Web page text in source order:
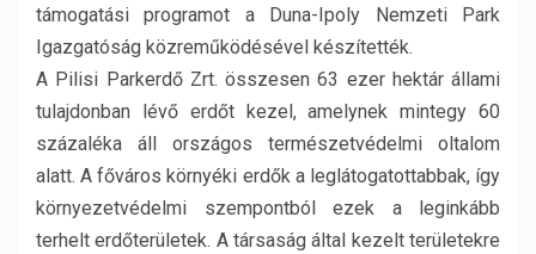
támogatási programot a Duna-Ipoly Nemzeti Park
Igazgatóság közreműködésével készítették.
A Pilisi Parkerdő Zrt. összesen 63 ezer hektár állami
tulajdonban lévő erdőt kezel, amelynek mintegy 60
százaléka áll országos természetvédelmi oltalom
alatt. A főváros környéki erdők a leglátogatottabbak, így
környezetvédelmi szempontból ezek a leginkább
terhelt erdőterületek. A társaság által kezelt területekre